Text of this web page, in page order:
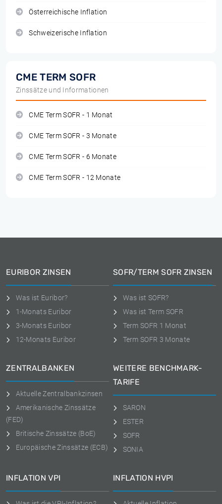
Österreichische Inflation
Schweizerische Inflation
CME TERM SOFR
Zinssätze und Informationen
CME Term SOFR - 1 Monat
CME Term SOFR - 3 Monate
CME Term SOFR - 6 Monate
CME Term SOFR - 12 Monate
EURIBOR ZINSEN
Was ist Euribor?
1-Monats Euribor
3-Monats Euribor
12-Monats Euribor
SOFR/TERM SOFR ZINSEN
Was ist SOFR?
Was ist Term SOFR
Term SOFR 1 Monat
Term SOFR 3 Monate
ZENTRALBANKEN
Aktuelle Zentralbankzinsen
Amerikanische Zinssätze
(FED)
Britische Zinssätze (BoE)
Europäische Zinssätze (ECB)
WEITERE BENCHMARK-
TARIFE
SARON
ESTER
SOFR
SONIA
INFLATION VPI INFLATION HVPI